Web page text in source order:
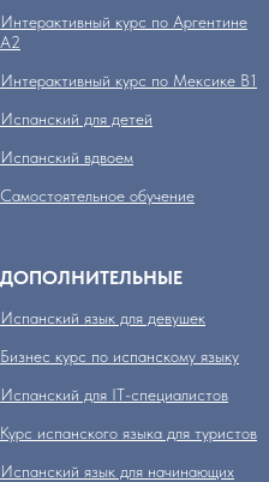
Интерактивный курс по Аргентине
А2
Интерактивный курс по Мексике B1
Испанский для детей
Испанский вдвоем
Самостоятельное обучение
ДОПОЛНИТЕЛЬНЫЕ
Испанский язык для девушек
Бизнес курс по испанскому языку
Испанский для IT-специалистов
Курс испанского языка для туристов
Испанский язык для начинающих